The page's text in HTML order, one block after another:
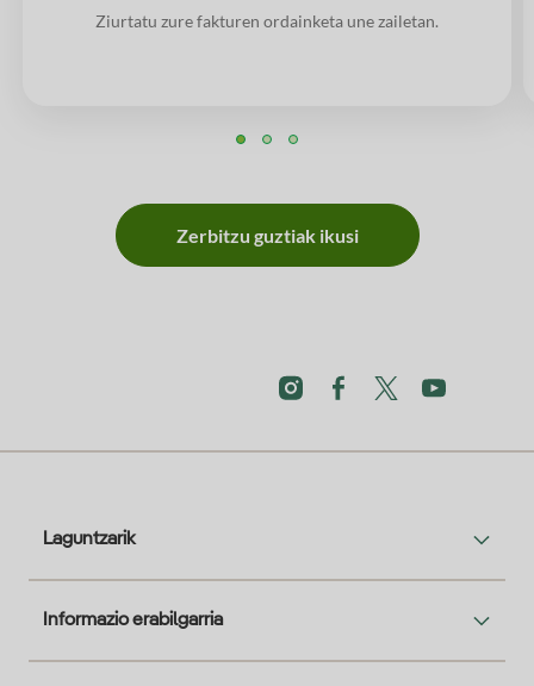
Ziurtatu zure fakturen ordainketa une zailetan.
Zerbitzu guztiak ikusi
Laguntzarik
Informazio erabilgarria